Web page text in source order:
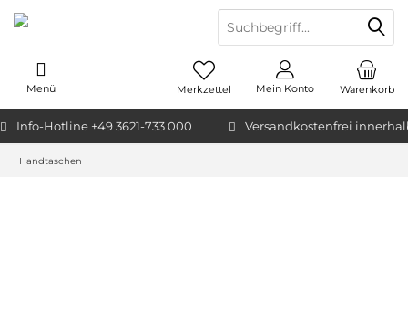
Info-Hotline +49 3621-733 000 Versandkostenfrei
Warenkorb
Merkzettel Mein Konto
Menü
Handtaschen